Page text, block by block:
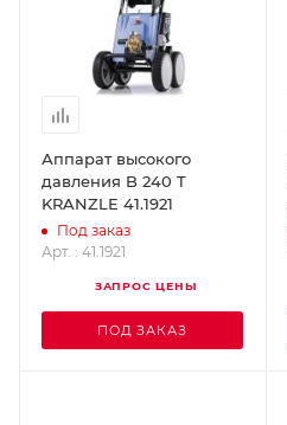
Аппарат высокого
давления B 240 T
KRANZLE 41.1921
Под заказ
Арт. : 41.1921
ЗАПРОС ЦЕНЫ
ПОД ЗАКАЗ